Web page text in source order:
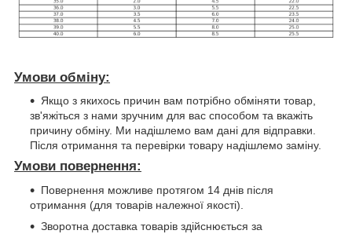
Умови обміну:
Якщо з якихось причин вам потрібно обміняти товар,
зв'яжіться з нами зручним для вас способом та вкажіть
причину обміну. Ми надішлемо вам дані для відправки.
Після отримання та перевірки товару надішлемо заміну.
Умови повернення:
Повернення можливе протягом 14 днів після
отримання (для товарів належної якості).
Зворотна доставка товарів здійснюється за